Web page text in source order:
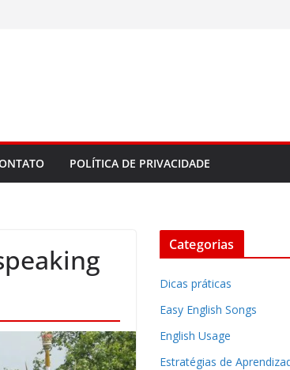
POLÍTICA DE PRIVACIDADE
Categorias
Dicas práticas
Easy English Songs
English Usage
Estratégias de